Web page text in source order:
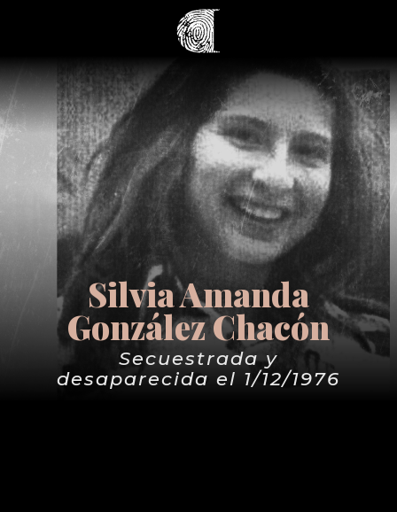
Silvia Amanda
González Chacón
Secuestrada y
desaparecida el 1/12/1976